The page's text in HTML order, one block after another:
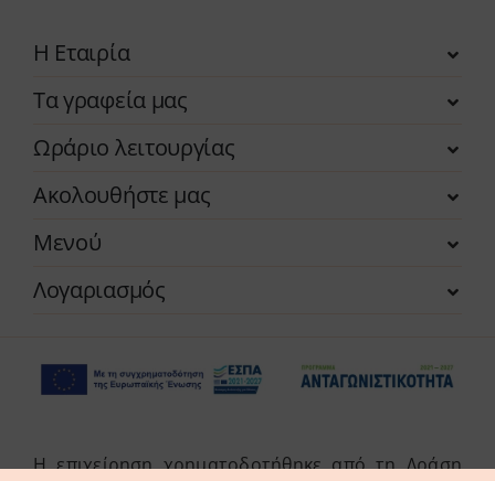
Η Εταιρία
Τα γραφεία μας
Ωράριο λειτουργίας
Ακολουθήστε μας
Μενού
Λογαριασμός
Η επιχείρηση χρηματοδοτήθηκε από τη Δράση